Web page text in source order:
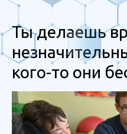
Ты делаешь
кого-то они